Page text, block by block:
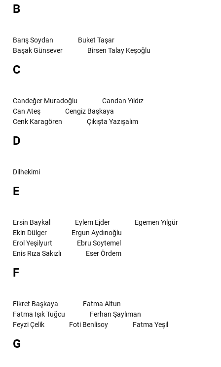
B
Barış Soydan
Buket Taşar
Başak Günsever
Birsen Talay Keşoğlu
C
Candeğer Muradoğlu
Candan Yıldız
Can Ateş
Cengiz Başkaya
Cenk Karagören
Çıkışta Yazışalım
D
Dilhekimi
E
Ersin Baykal Eylem Ejder
Egemen Yılgür
Ekin Dülger
Ergun Aydınoğlu
Erol Yeşilyurt
Ebru Soytemel
Enis Rıza Sakızlı
Eser Ördem
F
Fikret Başkaya
Fatma Altun
Fatma Işık Tuğcu
Ferhan Şaylıman
Feyzi Çelik
Foti Benlisoy Fatma Yeşil
G